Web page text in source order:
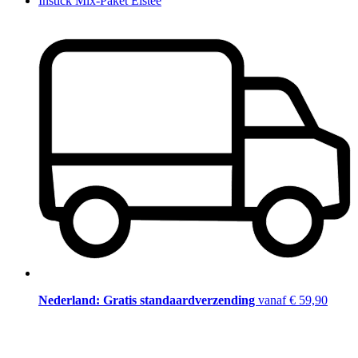
Nederland: Gratis standaardverzending vanaf € 59,90